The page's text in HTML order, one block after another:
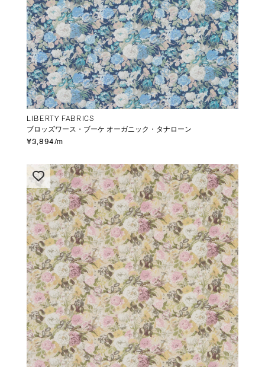
LIBERTY FABRICS
ブロッズワース・ブーケ オーガニック・タナローン
¥3,894/m